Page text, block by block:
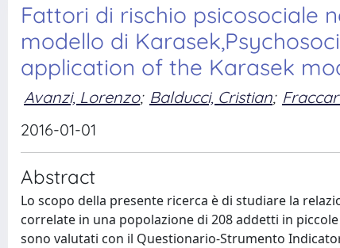
Fattori di rischio psicosociale
modello di
application of the Karasek
Avanzi, Lorenzo; Balducci, Cristian;
2016-01-01
Abstract
Lo scopo della presente ricerca è di studiare la
correlate in una popolazione di 208 addetti in
sono valutati con il Questionario-Strumento